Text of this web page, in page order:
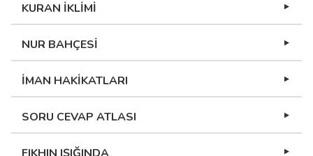
KURAN İKLİMİ
NUR BAHÇESİ
İMAN HAKİKATLARI
SORU CEVAP ATLASI